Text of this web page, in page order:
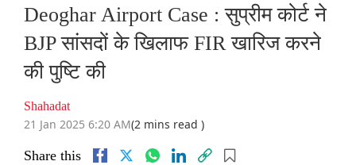
Deoghar Airport Case : सुप्रीम कोर्ट ने
BJP सांसदों के खिलाफ FIR खारिज करने
की पुष्टि की
Shahadat
21 Jan 2025 6:20 AM(2 mins read )
Share this